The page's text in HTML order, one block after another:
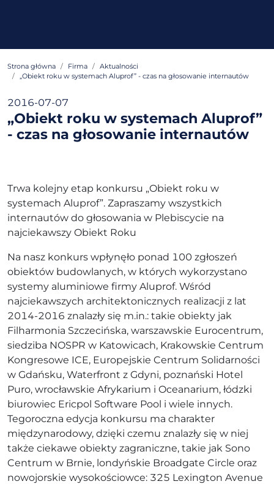
Strona główna Firma
Aktualności
„Obiekt roku w systemach Aluprof” - czas na głosowanie internautów
2016-07-07
„Obiekt roku w systemach Aluprof”
- czas na głosowanie internautów
Trwa kolejny etap konkursu „Obiekt roku w
systemach Aluprof”. Zapraszamy wszystkich
internautów do głosowania w Plebiscycie na
najciekawszy Obiekt Roku
Na nasz konkurs wpłynęło ponad 100 zgłoszeń
obiektów budowlanych, w których wykorzystano
systemy aluminiowe firmy Aluprof. Wśród
najciekawszych architektonicznych realizacji z lat
2014-2016 znalazły się m.in.: takie obiekty jak
Filharmonia Szczecińska, warszawskie Eurocentrum,
siedziba NOSPR w Katowicach, Krakowskie Centrum
Kongresowe ICE, Europejskie Centrum Solidarności
w Gdańsku, Waterfront z Gdyni, poznański Hotel
Puro, wrocławskie Afrykarium i Oceanarium, łódzki
biurowiec Ericpol Software Pool i wiele innych.
Tegoroczna edycja konkursu ma charakter
międzynarodowy, dzięki czemu znalazły się w niej
także ciekawe obiekty zagraniczne, takie jak Sono
Centrum w Brnie, londyńskie Broadgate Circle oraz
nowojorskie wysokościowce: 325 Lexington Avenue